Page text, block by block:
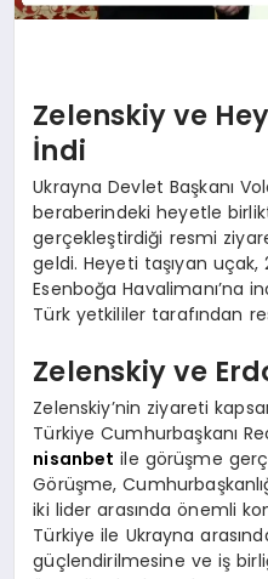
Zelenskiy ve
İndi
Ukrayna Devlet Başkanı
beraberindeki heyetle
gerçekleştirdiği resmi
geldi. Heyeti taşıyan uçak,
Esenboğa Havalimanı’na
Türk yetkililer tarafından
Zelenskiy ve
Zelenskiy’nin ziyareti
Türkiye Cumhurbaşkanı
nisanbet ile görüşme
Görüşme,
iki lider arasında önemli
Türkiye ile Ukrayna
güçlendirilmesine ve iş